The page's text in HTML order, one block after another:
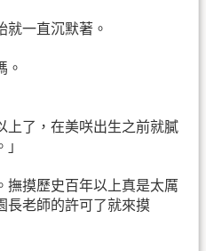
就一直沉默著。
。
上了，在美咲出生之前就膩
撫摸歷史百年以上真是太厲
長老師的許可了就來摸